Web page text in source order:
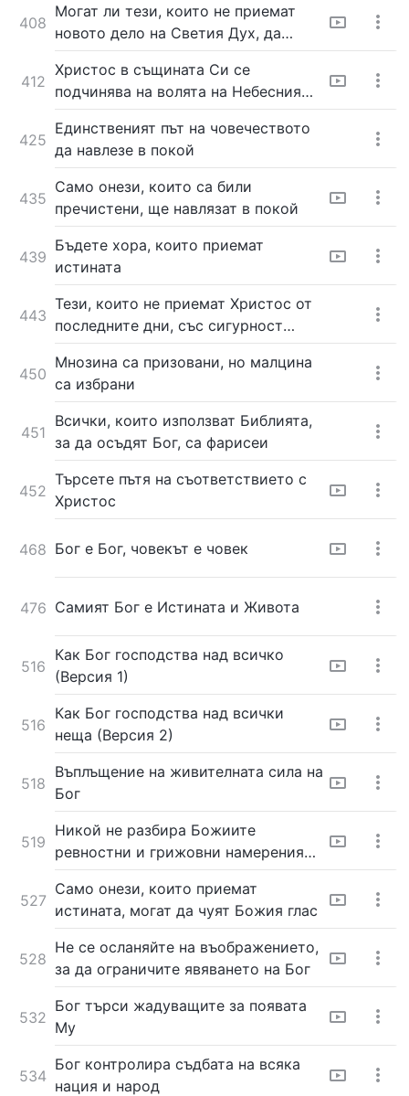
408
Могат ли тези, които не приемат
новото дело на Светия Дух, да
видят явяването на Бог?
412
Христос в същината Си се
подчинява на волята на Небесния
Отец
425
Единственият път на човечеството
да навлезе в покой
435
Само онези, които са били
пречистени, ще навлязат в покой
439
Бъдете хора, които приемат
истината
443
Тези, които не приемат Христос от
последните дни, със сигурност
хулят Светия Дух
450
Мнозина са призовани, но малцина
са избрани
451
Всички, които използват Библията,
за да осъдят Бог, са фарисеи
452
Търсете пътя на съответствието с
Христос
468 Бог е Бог, човекът е човек
476 Самият Бог е Истината и Живота
516
Как Бог господства над всичко
(Версия 1)
516
Как Бог господства над всички
неща (Версия 2)
518
Въплъщение на живителната сила на
Бог
519
Никой не разбира Божиите
ревностни и грижовни намерения
да спаси човека
527
Само онези, които приемат
истината, могат да чуят Божия глас
528
Не се осланяйте на въображението,
за да ограничите явяването на Бог
532
Бог търси жадуващите за появата
Му
534
Бог контролира съдбата на всяка
нация и народ